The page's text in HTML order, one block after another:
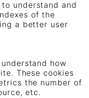
understand and
of the
a better user
how
These cookies
the number of
etc.